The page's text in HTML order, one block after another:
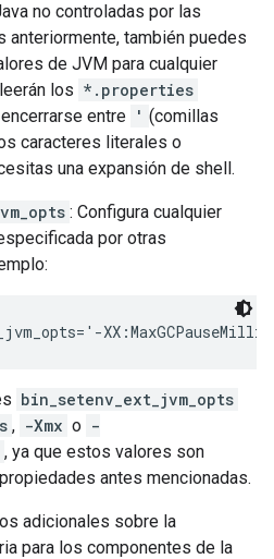
no controladas por las
anteriormente, también puedes
de JVM para cualquier
los *.properties
entre ' (comillas
caracteres literales o
una expansión de shell.
: Configura cualquier
por otras
bin_setenv_ext_jvm_opts
, -Xmx o -
, ya que estos valores son
antes mencionadas.
adicionales sobre la
para los componentes de la